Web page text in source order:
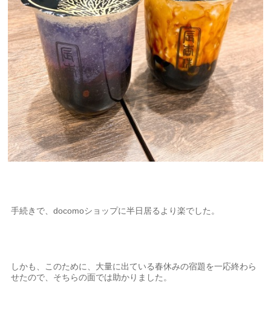
手続きで、docomoショップに半日居るより楽でした。
しかも、このために、大量に出ている春休みの宿題を一応終わら
せたので、そちらの面では助かりました。